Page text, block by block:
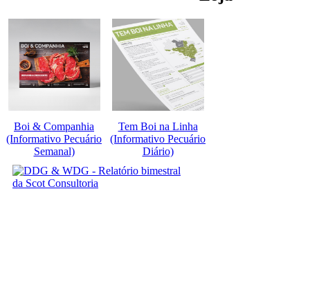
Boi & Companhia
(Informativo Pecuário
Semanal)
Tem Boi na Linha
(Informativo Pecuário
Diário)